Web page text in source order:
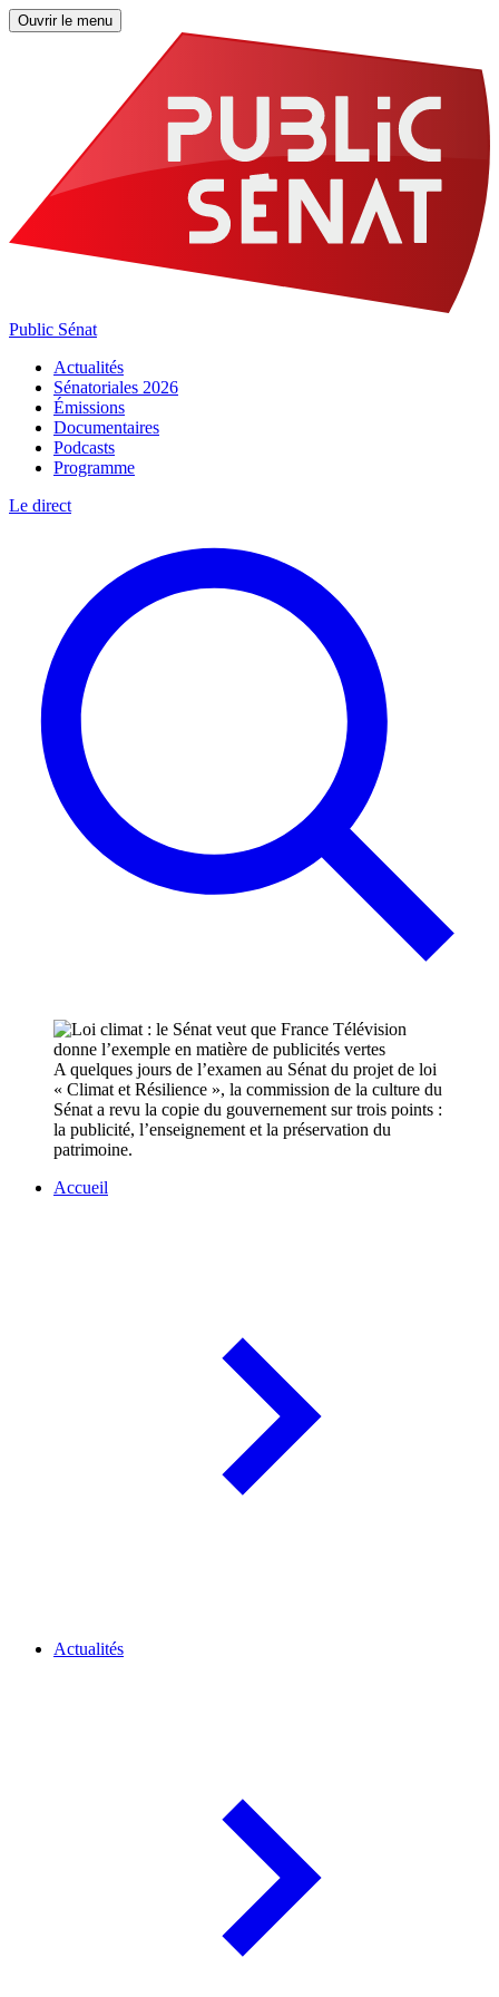
Ouvrir le menu
Public Sénat
Actualités
Sénatoriales 2026
Émissions
Documentaires
Podcasts
Programme
Le direct
A quelques jours de l’examen au Sénat du projet de loi
« Climat et Résilience », la commission de la culture du
Sénat a revu la copie du gouvernement sur trois points :
la publicité, l’enseignement et la préservation du
patrimoine.
Accueil
Actualités